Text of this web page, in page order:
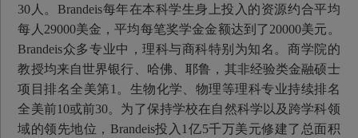
30人。Brandeis每年在本科学生身上投入的资源约合平均
每人29000美金，平均每笔奖学金金额达到了20000美元。
Brandeis众多专业中，理科与商科特别为知名。商学院的
教授均来自世界银行、哈佛、耶鲁，其非经验类金融硕士
项目排名全美第1。生物化学、物理等理科专业持续排名
全美前10或前30。为了保持学校在自然科学以及跨学科领
域的领先地位，Brandeis投入1亿5千万美元修建了总面积